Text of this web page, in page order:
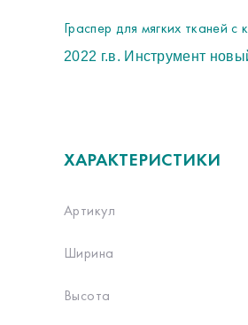
Граспер для мягких тканей с
2022 г.в. Инструмент
ХАРАКТЕРИСТИКИ
Артикул
Ширина
Высота